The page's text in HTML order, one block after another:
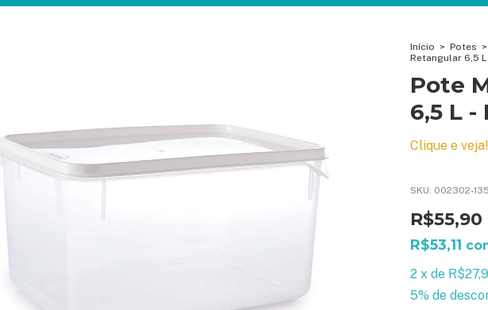
Início > Potes >
Retangular 6,5
Pote
6,5 L -
Clique e veja!
SKU: 002302-
R$55,90
R$53,11
2 x de
5% de